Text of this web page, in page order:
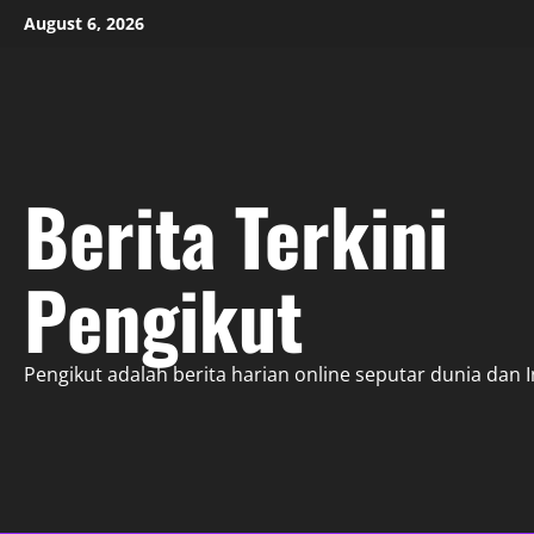
SkipAugust 6, 2026
Berita Terkini
Pengikut
Pengikut adalah berita harian online seputar dunia dan